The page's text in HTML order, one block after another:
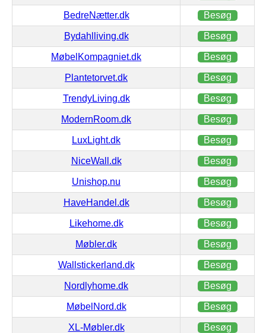
BedreNætter.dk Besøg
Bydahlliving.dk Besøg
MøbelKompagniet.dk Besøg
Plantetorvet.dk Besøg
TrendyLiving.dk Besøg
ModernRoom.dk Besøg
LuxLight.dk Besøg
NiceWall.dk Besøg
Unishop.nu Besøg
HaveHandel.dk Besøg
Likehome.dk Besøg
Møbler.dk Besøg
Wallstickerland.dk Besøg
Nordlyhome.dk Besøg
MøbelNord.dk Besøg
XL-Møbler.dk Besøg